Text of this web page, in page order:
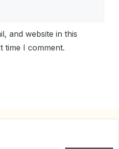
and website in this
time I comment.